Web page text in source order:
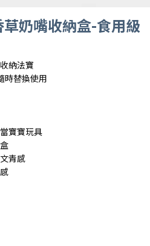
草奶嘴收納盒-食用級
納法寶
時替換使用
寶寶玩具
青感